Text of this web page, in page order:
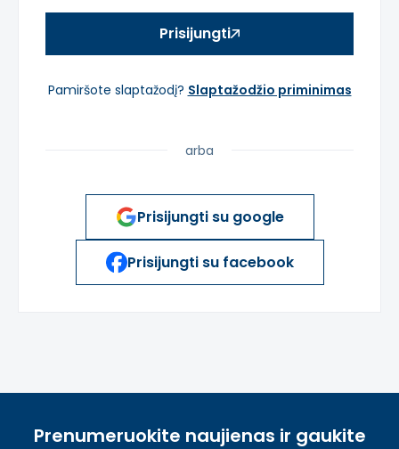
Prisijungti
Pamiršote slaptažodį? Slaptažodžio priminimas
arba
Prisijungti su google
Prisijungti su facebook
Prenumeruokite naujienas ir gaukite